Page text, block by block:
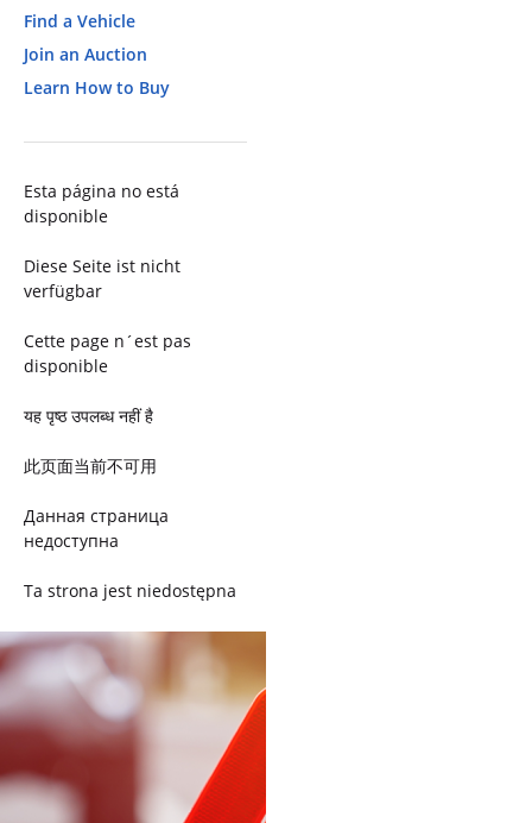
Find a Vehicle
Join an Auction
Learn How to Buy
Esta página no está
disponible
Diese Seite ist nicht
verfügbar
Cette page n´est pas
disponible
यह पृष्ठ उपलब्ध नहीं है
此页面当前不可用
Данная страница
недоступна
Ta strona jest niedostępna
Trang này không có
Esta página não está
disponível
このページは現在利用できま
せん